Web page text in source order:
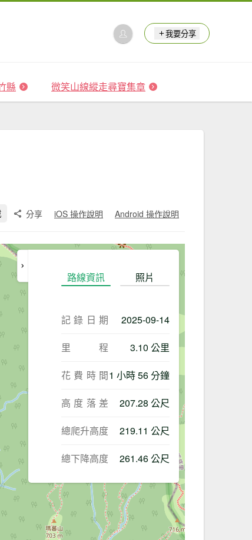
我要分享
縣 微笑山線縱走尋寶集章
分享 iOS 操作說明 Android 操作說明
路線資訊 照片
記錄日期 2025-09-14
里程 3.10 公里
花費時間1 小時 56 分鐘
高度落差 207.28 公尺
總爬升高度 219.11 公尺
總下降高度 261.46 公尺